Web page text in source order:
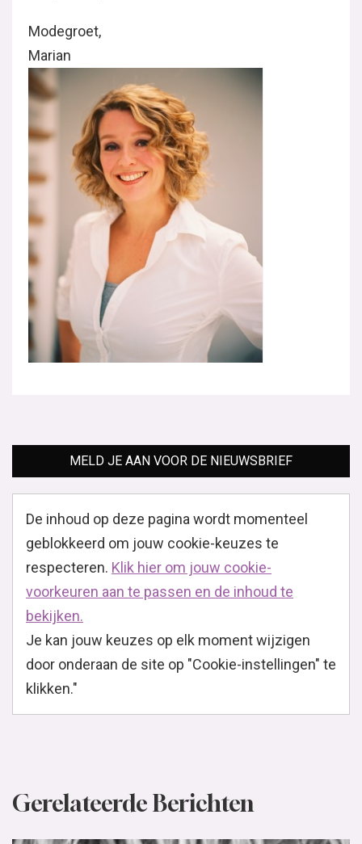
Modegroet,
Marian
MELD JE AAN VOOR DE NIEUWSBRIEF
De inhoud op deze pagina wordt momenteel
geblokkeerd om jouw cookie-keuzes te
respecteren. Klik hier om jouw cookie-
voorkeuren aan te passen en de inhoud te
bekijken.
Je kan jouw keuzes op elk moment wijzigen
door onderaan de site op "Cookie-instellingen" te
klikken."
Gerelateerde Berichten